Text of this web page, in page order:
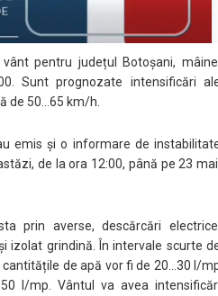
pentru județul Botoșani,
Sunt prognozate intensificări
de 50…65 km/h.
emis și o informare de
de la ora 12:00, până pe 23
prin averse, descărcări
izolat grindină. În intervale scurte
de apă vor fi de 20...30 l/
l/mp. Vântul va avea